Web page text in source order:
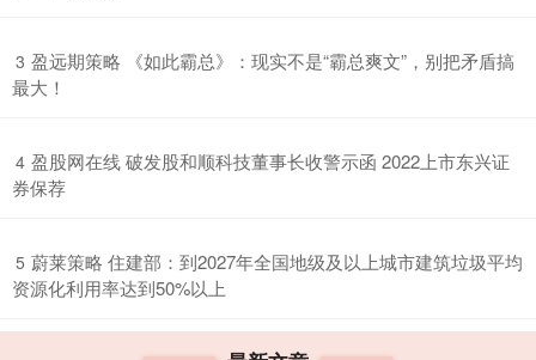
3 ​盈远期策略 《如此霸总》：现实不是“霸总爽文”，别把矛盾搞
最大！
4 ​盈股网在线 破发股和顺科技董事长收警示函 2022上市东兴证
券保荐
5 ​蔚莱策略 住建部：到2027年全国地级及以上城市建筑垃圾平均
资源化利用率达到50%以上